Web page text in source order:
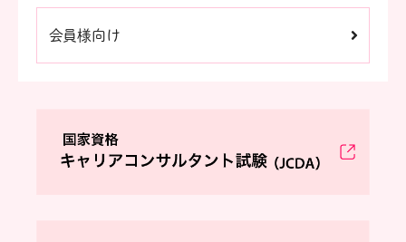
会員様向け